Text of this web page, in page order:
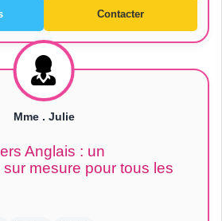
Contacter
Mme . Julie
Anglais : un
mesure pour tous les